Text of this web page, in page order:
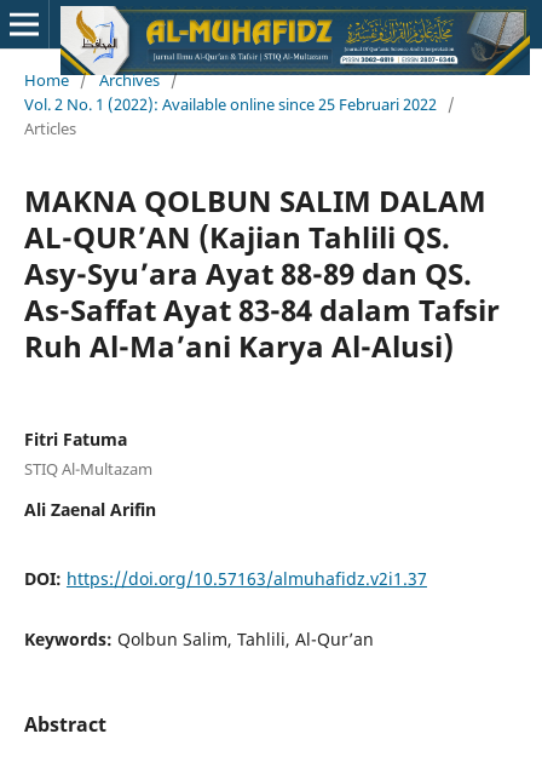
Home / Archives /
Vol. 2 No. 1 (2022): Available online since 25 Februari 2022 /
Articles
MAKNA QOLBUN SALIM DALAM
AL-QUR’AN (Kajian Tahlili QS.
Asy-Syu’ara Ayat 88-89 dan QS.
As-Saffat Ayat 83-84 dalam Tafsir
Ruh Al-Ma’ani Karya Al-Alusi)
Fitri Fatuma
STIQ Al-Multazam
Ali Zaenal Arifin
DOI: https://doi.org/10.57163/almuhafidz.v2i1.37
Keywords: Qolbun Salim, Tahlili, Al-Qur’an
Abstract